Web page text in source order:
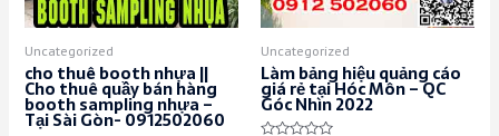
Uncategorized
cho thuê booth nhựa ||
Cho thuê quầy bán hàng
booth sampling nhựa –
Tại Sài Gòn- 0912502060
Uncategorized
Làm bảng hiệu quảng cáo
giá rẻ tại Hóc Môn – QC
Góc Nhìn 2022